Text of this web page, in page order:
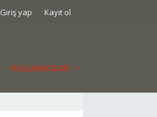
Giriş yap Kayıt ol
KULLANICILAR